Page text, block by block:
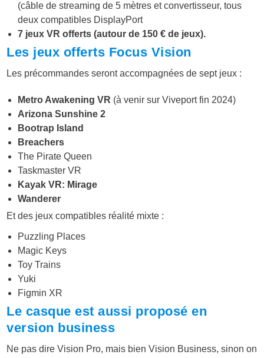
(câble de streaming de 5 mètres et convertisseur, tous
deux compatibles DisplayPort
7 jeux VR offerts (autour de 150 € de jeux).
Les jeux offerts Focus Vision
Les précommandes seront accompagnées de sept jeux :
Metro Awakening VR (à venir sur Viveport fin 2024)
Arizona Sunshine 2
Bootrap Island
Breachers
The Pirate Queen
Taskmaster VR
Kayak VR: Mirage
Wanderer
Et des jeux compatibles réalité mixte :
Puzzling Places
Magic Keys
Toy Trains
Yuki
Figmin XR
Le casque est aussi proposé en
version business
Ne pas dire Vision Pro, mais bien Vision Business, sinon on